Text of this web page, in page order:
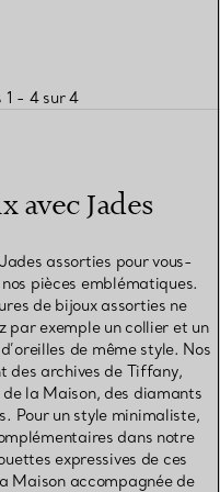
1 - 4 sur 4
avec Jades
assorties pour vous-
pièces emblématiques.
de bijoux assorties ne
par exemple un collier et un
de même style. Nos
des archives de Tiffany,
la Maison, des diamants
Pour un style minimaliste,
dans notre
expressives de ces
Maison accompagnée de